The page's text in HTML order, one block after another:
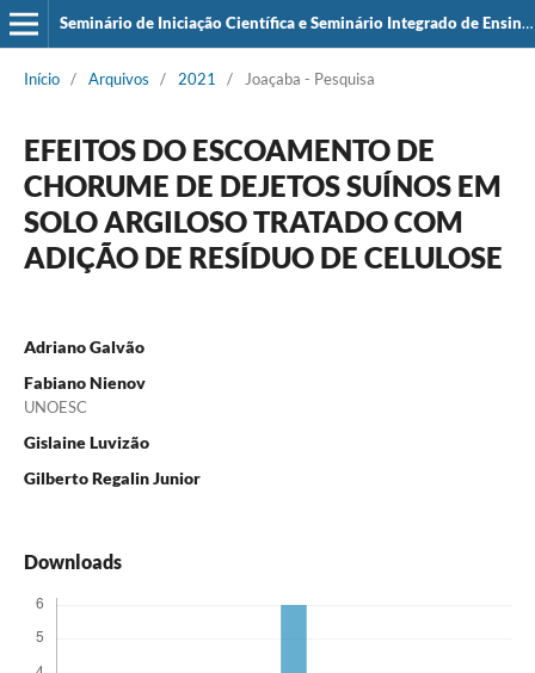
Seminário de Iniciação Científica e Seminário Integrado de Ensino, Pesquisa e Extensão (SIEPE)
Início / Arquivos / 2021 / Joaçaba - Pesquisa
EFEITOS DO ESCOAMENTO DE
CHORUME DE DEJETOS SUÍNOS EM
SOLO ARGILOSO TRATADO COM
ADIÇÃO DE RESÍDUO DE CELULOSE
Adriano Galvão
Fabiano Nienov
UNOESC
Gislaine Luvizão
Gilberto Regalin Junior
Downloads